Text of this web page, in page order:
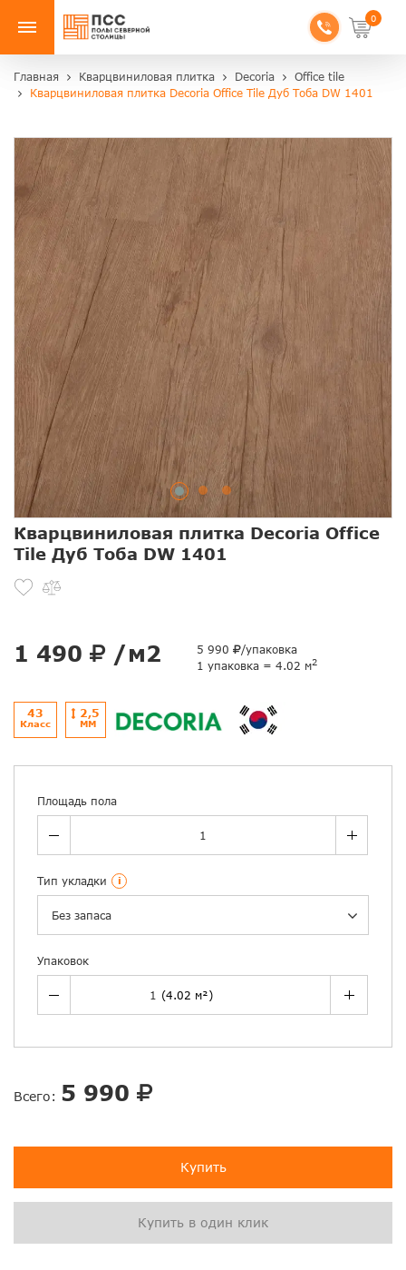
0
Главная Кварцвиниловая плитка Decoria
Office tile
Кварцвиниловая плитка Decoria Office Tile Дуб Тоба DW 1401
Кварцвиниловая плитка Decoria Office
Tile Дуб Тоба DW 1401
1 490 /м2 5 990
/упаковка
1 упаковка = 4.02 м2
43
Класс
2,5
ММ
Площадь пола
Тип укладки i
Без запаса
Упаковок
Всего: 5 990
Купить
Купить в один клик